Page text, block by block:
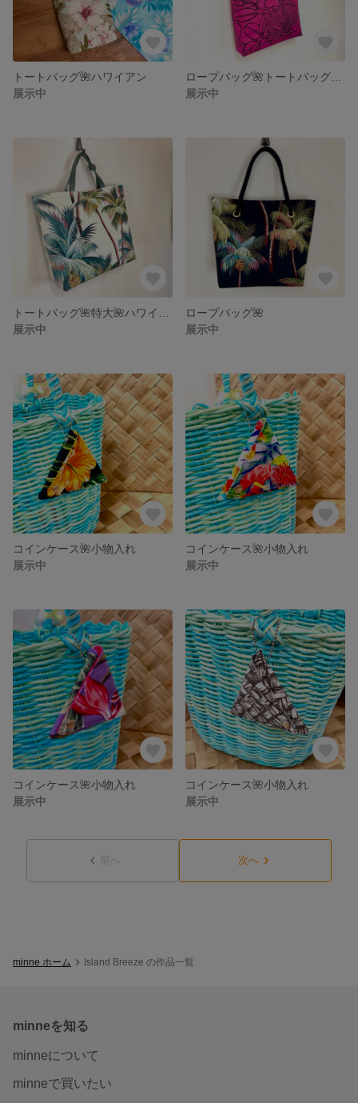
トートバッグ🌺ハワイアン
展示中
展示中
展示中
ロープバッグ🌺
展示中
コインケース🌺小物入れ
展示中
コインケース🌺小物入れ
展示中
コインケース🌺小物入れ
展示中
コインケース🌺小物入れ
展示中
前へ 次へ
minne ホーム Island Breeze の作品一覧
minneを知る
minneについて
minneで買いたい